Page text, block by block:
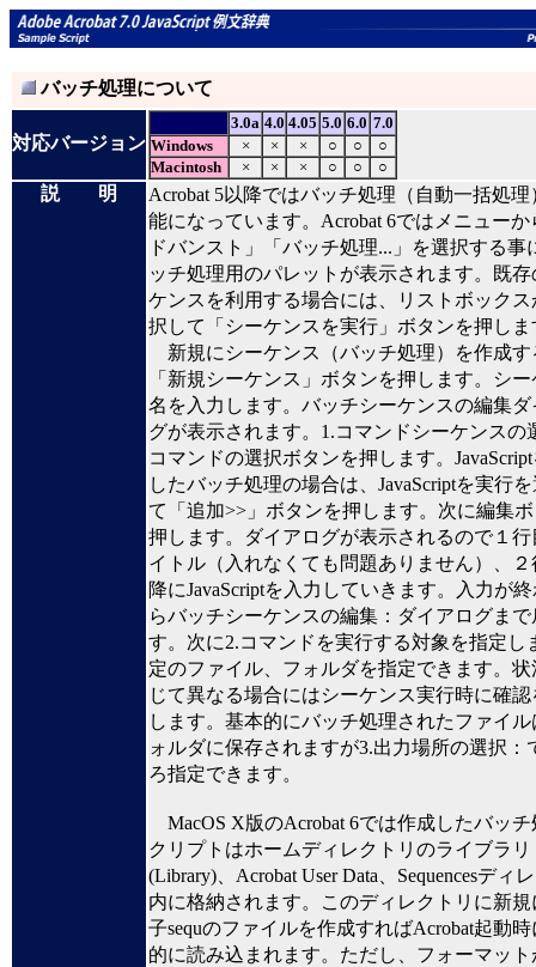
バッチ処理について
対応バージョン
3.0a 4.0 4.05 5.0 6.0 7.0
Windows
× × × ○ ○
○
Macintosh
× × × ○ ○ ○
説 明
Acrobat 5以降ではバッチ処理（自動一括処理
能になっています。Acrobat 6ではメニューか
ドバンスト」「バッチ処理...」を選択する事
ッチ処理用のパレットが表示されます。既
ケンスを利用する場合には、リストボックス
択して「シーケンスを実行」ボタンを押しま
新規にシーケンス（バッチ処理）を作成す
「新規シーケンス」ボタンを押します。シ
名を入力します。バッチシーケンスの編集ダ
グが表示されます。1.コマンドシーケンスの
コマンドの選択ボタンを押します。
したバッチ処理の場合は、JavaScriptを実行
て「追加>>」ボタンを押します。次に編集
押します。ダイアログが表示されるので１行
イトル（入れなくても問題ありません）、２
降にJavaScriptを入力していきます。入力が
らバッチシーケンスの編集：ダイアログま
す。次に2.コマンドを実行する対象を指定し
定のファイル、フォルダを指定できます。状
じて異なる場合にはシーケンス実行時に確
します。基本的にバッチ処理されたファイ
ォルダに保存されますが3.出力場所の選択：
ろ指定できます。
MacOS X版のAcrobat 6では作成したバッ
クリプトはホームディレクトリのライブラリ
(Library)、Acrobat User Data、Sequencesディ
内に格納されます。このディレクトリに新規
子sequのファイルを作成すればAcrobat起動
的に読み込まれます。ただし、フォーマット